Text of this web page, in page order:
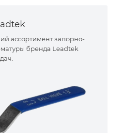
ассортимент запорно-
бренда Leadtek